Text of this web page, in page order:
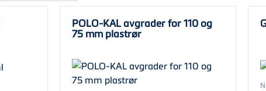
POLO-KAL avgrader for 110 og
75 mm plastrør